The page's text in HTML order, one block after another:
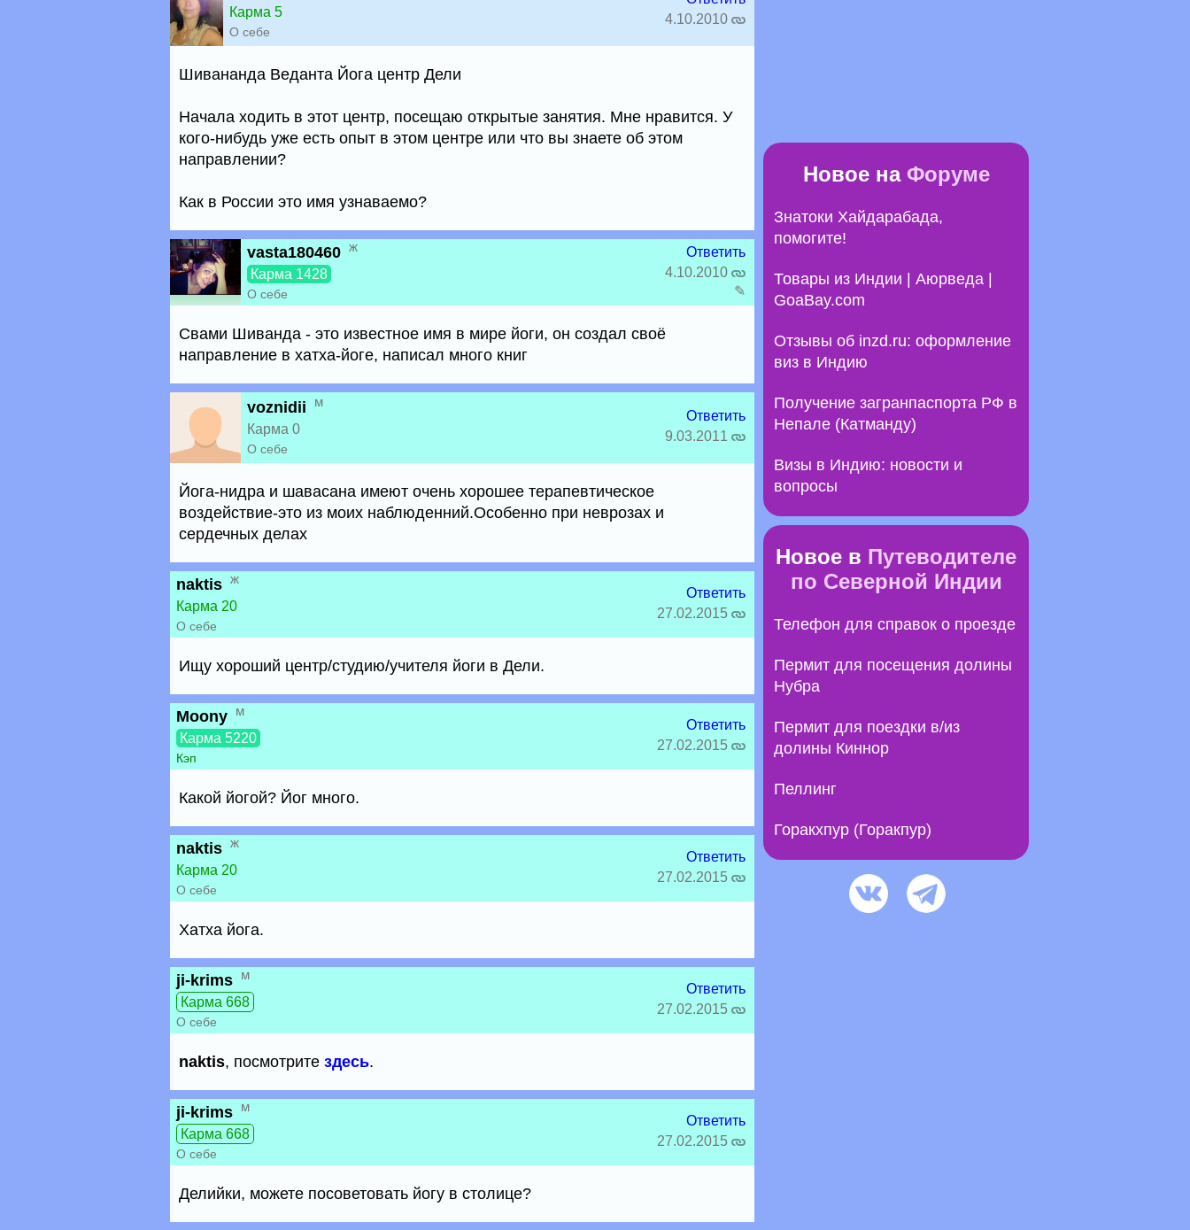
Карма 5
О себе
4.10.2010
Шивананда Веданта Йога центр Дели
Начала ходить в этот центр, посещаю открытые занятия. Мне нравится. У
кого-нибудь уже есть опыт в этом центре или что вы знаете об этом
направлении?
Как в России это имя узнаваемо?
vasta180460 ж
Карма 1428
О себе
Ответить
4.10.2010
✎
Свами Шиванда - это известное имя в мире йоги, он создал своё
направление в хатха-йоге, написал много книг
voznidii
м
Карма 0
О себе
Ответить
9.03.2011
Йога-нидра и шавасана имеют очень хорошее терапевтическое
воздействие-это из моих наблюденний.Особенно при неврозах и
сердечных делах
naktis ж
Карма 20
О себе
Ответить
27.02.2015
Ищу хороший центр/студию/учителя йоги в Дели.
Moony м
Карма 5220
Кэп
Ответить
27.02.2015
Какой йогой? Йог много.
naktis ж
Карма 20
О себе
Ответить
27.02.2015
Хатха йога.
ji-krims м
Карма 668
О себе
Ответить
27.02.2015
naktis, посмотрите здесь.
ji-krims м
Карма 668
О себе
Ответить
27.02.2015
Делийки, можете посоветовать йогу в столице?
Новое на Форуме
Знатоки Хайдарабада,
помогите!
Товары из Индии | Аюрведа |
GoaBay.com
Отзывы об inzd.ru: оформление
виз в Индию
Получение загранпаспорта РФ в
Непале (Катманду)
Визы в Индию: новости и
вопросы
Новое в Путеводителе
по Северной Индии
Телефон для справок о проезде
Пермит для посещения долины
Нубра
Пермит для поездки в/из
долины Киннор
Пеллинг
Горакхпур (Горакпур)